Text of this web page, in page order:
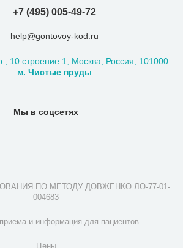
+7 (495) 005-49-72
help@gontovoy-kod.ru
10 строение 1, Москва, Россия, 101000
м. Чистые пруды
Мы в соцсетях
ПО МЕТОДУ ДОВЖЕНКО ЛО-77-01-
004683
и информация для пациентов
Цены